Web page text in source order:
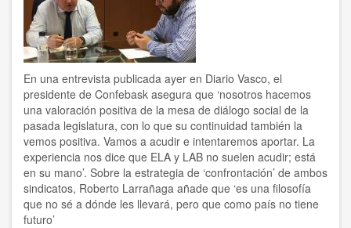
su
secretaria
general
Loli
García
En una entrevista publicada ayer en Diario Vasco, el
presidente de Confebask asegura que ‘nosotros hacemos
una valoración positiva de la mesa de diálogo social de la
pasada legislatura, con lo que su continuidad también la
vemos positiva. Vamos a acudir e intentaremos aportar. La
experiencia nos dice que ELA y LAB no suelen acudir; está
en su mano’. Sobre la estrategia de ‘confrontación’ de ambos
sindicatos, Roberto Larrañaga añade que ‘es una filosofía
que no sé a dónde les llevará, pero que como país no tiene
futuro’